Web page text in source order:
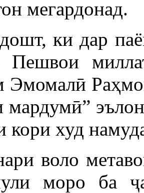
мегардонад.
ки дар
Эмомалӣ
мардумӣ”
кори худ
воло
моро ба